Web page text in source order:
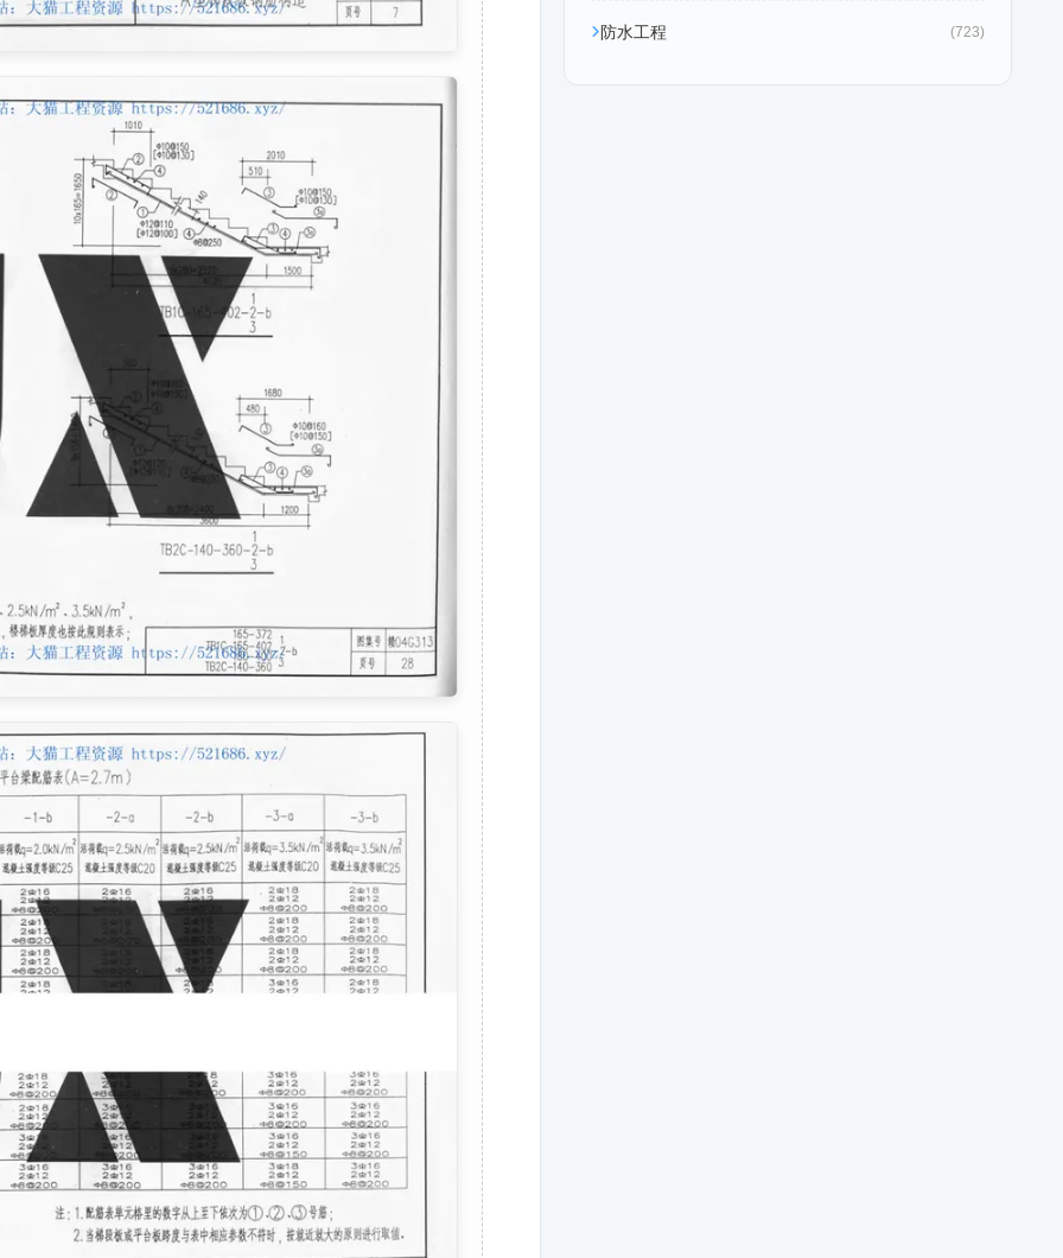
防水工程 (723)